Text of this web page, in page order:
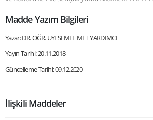
Madde Yazım Bilgileri
Yazar: DR. ÖĞR. ÜYESİ MEHMET YARDIMCI
Yayın Tarihi: 20.11.2018
Güncelleme Tarihi: 09.12.2020
İlişkili Maddeler